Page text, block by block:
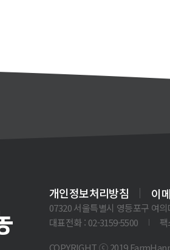
개인정보처리방침 이
07320 서울특별시 영등포구 여
대표전화 : 02-3159-5500
COPYRIGHT ⓒ 2019